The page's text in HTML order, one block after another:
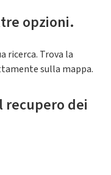
opzioni.
ricerca. Trova la
sulla mappa.
recupero dei